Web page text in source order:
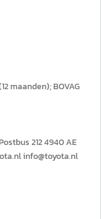
maanden); BOVAG
212 4940 AE
info@toyota.nl